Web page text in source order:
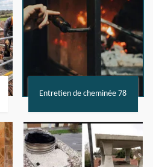
Entretien de cheminée 78